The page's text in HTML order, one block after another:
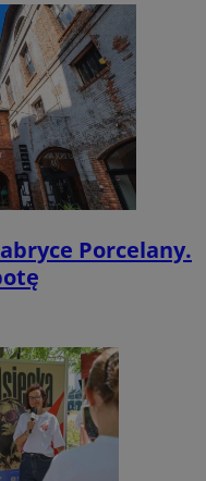
Porcelany.